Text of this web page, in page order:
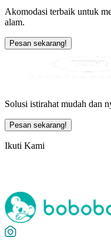
Akomodasi terbaik untuk
alam.
Pesan sekarang!
Solusi istirahat mudah dan
Pesan sekarang!
Ikuti Kami